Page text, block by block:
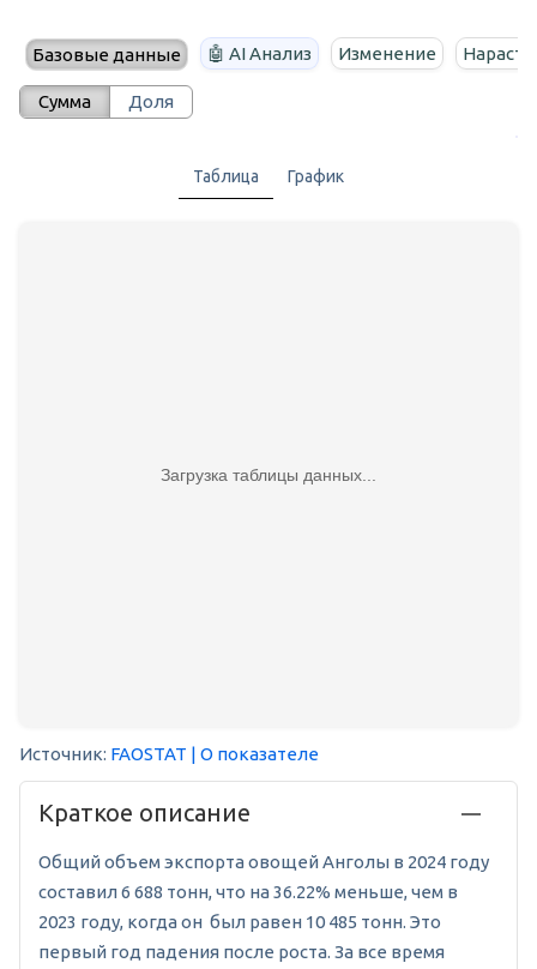
Базовые данные 🤖 AI Анализ Изменение
Сумма Доля
Таблица График
Загрузка таблицы данных...
Источник: FAOSTAT | О показателе
Краткое описание
Общий объем экспорта овощей Анголы в 2024 году
составил 6 688 тонн, что на 36.22% меньше, чем в
2023 году, когда он был равен 10 485 тонн. Это
первый год падения после роста. За все время